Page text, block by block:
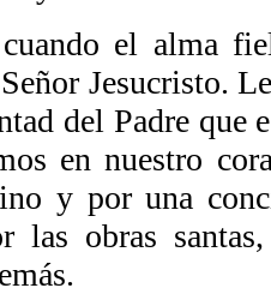
cuando el alma
Jesucristo.
del Padre que
en nuestro
y por una
las obras